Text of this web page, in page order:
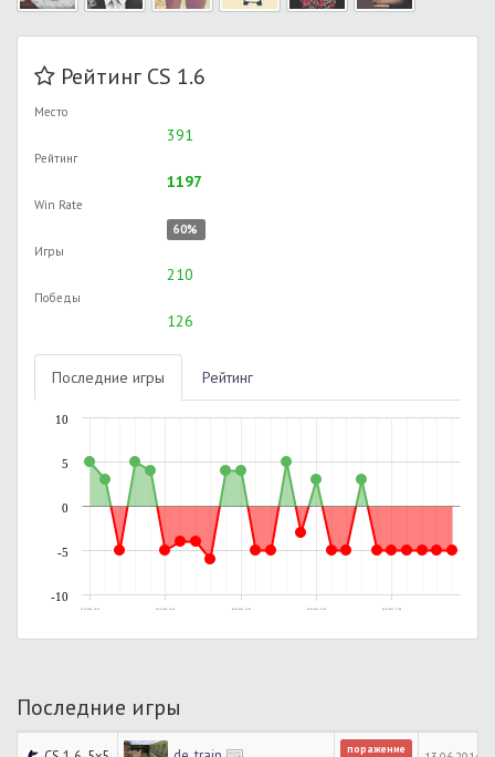
Рейтинг CS 1.6
Место
391
Рейтинг
1197
Win Rate
60%
Игры
210
Победы
126
Последние игры Рейтинг
27.10.2014, 18:16 30.12.2014, 22:16 06.02.2015, 21:02 26.03.2015, 23:50 04.05.2015, 17:08
-10
-5
0
5
10
Последние игры
поражение